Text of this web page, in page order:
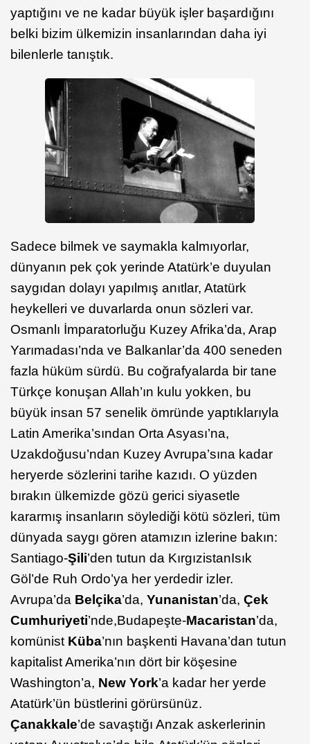
yaptığını ve ne kadar büyük işler başardığını
belki bizim ülkemizin insanlarından daha iyi
bilenlerle tanıştık.
Sadece bilmek ve saymakla kalmıyorlar,
dünyanın pek çok yerinde Atatürk’e duyulan
saygıdan dolayı yapılmış anıtlar, Atatürk
heykelleri ve duvarlarda onun sözleri var.
Osmanlı İmparatorluğu Kuzey Afrika’da, Arap
Yarımadası’nda ve Balkanlar’da 400 seneden
fazla hüküm sürdü. Bu coğrafyalarda bir tane
Türkçe konuşan Allah’ın kulu yokken, bu
büyük insan 57 senelik ömründe yaptıklarıyla
Latin Amerika’sından Orta Asyası’na,
Uzakdoğusu’ndan Kuzey Avrupa’sına kadar
heryerde sözlerini tarihe kazıdı. O yüzden
bırakın ülkemizde gözü gerici siyasetle
kararmış insanların söylediği kötü sözleri, tüm
dünyada saygı gören atamızın izlerine bakın:
Santiago-Şili’den tutun da KırgızistanIsık
Göl’de Ruh Ordo’ya her yerdedir izler.
Avrupa’da Belçika’da, Yunanistan’da, Çek
Cumhuriyeti’nde,Budapeşte-Macaristan’da,
komünist Küba’nın başkenti Havana’dan tutun
kapitalist Amerika’nın dört bir köşesine
Washington’a, New York’a kadar her yerde
Atatürk’ün büstlerini görürsünüz.
Çanakkale’de savaştığı Anzak askerlerinin